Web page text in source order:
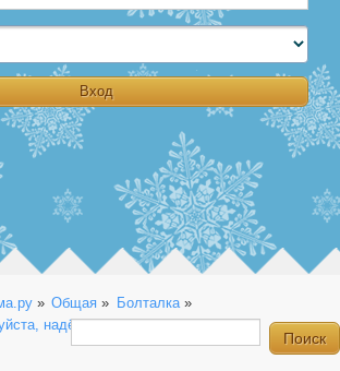
» Общая » Болталка»
надёжного хостинг-провайдера